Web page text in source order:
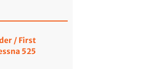
/ First
525